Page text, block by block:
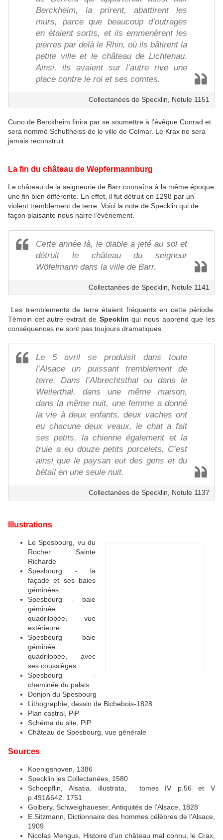
Berckheim, la prirent, abattirent les
murs, parce que beaucoup d’outrages
en étaient sortis, et ils emmenèrent les
pierres par delà le Rhin, où ils bâtirent la
petite ville et le château de Lichtenau.
Ainsi, ils avaient sur l’autre rive une
place contre le roi et ses comtes.
Collectanées de Specklin, Notule 1151
Cuno de Berckheim finira par se soumettre à l’évêque Conrad et
sera nommé Schultheiss de le ville de Colmar. Le Krax ne sera
jamais reconstruit.
La fin du château de Wepfermannburg
Le château de la seigneurie de Barr connaîtra à la même époque
une fin bien différente. En effet, il fut détruit en 1298 par un
violent tremblement de terre. Voici la note de Specklin qui de
façon plaisante nous narre l’événement.
Cette année là, le diable a jeté au sol et
détruit le château du seigneur
Wöfelmann dans la ville de Barr.
Collectanées de Specklin, Notule 1141
Les tremblements de terre étaient fréquents en cette période.
Témoin cet autre extrait de Specklin qui nous apprend que les
conséquences ne sont pas toujours dramatiques.
Le 5 avril se produisit dans toute
l’Alsace un puissant tremblement de
terre. Dans l’Albrechtsthal ou dans le
Weilerthal, dans une même maison,
dans la même nuit, une femme a donné
la vie à deux enfants, deux vaches ont
eu chacune deux veaux, le chat a fait
ses petits, la chienne également et la
truie a eu douze petits porcelets. C’est
ainsi que le paysan eut des gens et du
bétail en une seule nuit.
Collectanées de Specklin, Notule 1137
Illustrations
Le Spesbourg, vu du
Rocher Sainte
Richarde
Spesbourg - la
façade et ses baies
géminées
Spesbourg - baie
géminée
quadrilobée, vue
extérieure
Spesbourg - baie
géminée
quadrilobée, avec
ses coussièges
Spesbourg -
cheminée du palais
Donjon du Spesbourg
Lithographie, dessin de Bichebois-1828
Plan castral, PiP
Schéma du site, PiP
Château de Spesbourg, vue générale
Sources
Koenigshoven, 1386
Specklin les Collectanées, 1580
Schoepflin, Alsatia. illustrata, tomes IV p.56 et V
p.491&642. 1751
Golbery, Schweighaueser, Antiquités de l’Alsace, 1828
E.Sitzmann, Dictionnaire des hommes célèbres de l’Alsace,
1909
Nicolas Mengus, Histoire d’un château mal connu, le Crax,